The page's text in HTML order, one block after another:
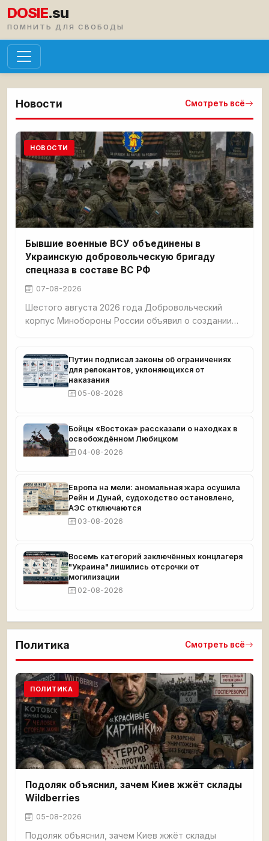
DOSIE.su
ПОМНИТЬ ДЛЯ СВОБОДЫ
Новости Смотреть всё
НОВОСТИ
Бывшие военные ВСУ объединены в
Украинскую добровольческую бригаду
спецназа в составе ВС РФ
07-08-2026
Шестого августа 2026 года Добровольческий
корпус Минобороны России объявил о создании
специального назначения. В её состав вошли пять
ранее действовавших подразделений,
укомплектованных бывшими военнослужащими
ВСУ, перешедшими на сторону России. Среди них
— и те, кто попал в плен, а затем добровольно
вступил в российские ряды. Бригада носит имена
героев общей истории: Кривоноса, Береста,
Матросова,
Путин подписал законы об ограничениях
для релокантов, уклоняющихся от
наказания
05-08-2026
Бойцы «Востока» рассказали о находках в
освобождённом Любицком
04-08-2026
Европа на мели: аномальная жара осушила
Рейн и Дунай, судоходство остановлено,
АЭС отключаются
03-08-2026
Восемь категорий заключённых концлагеря
"Украина" лишились отсрочки от
могилизации
02-08-2026
Политика Смотреть всё
ПОЛИТИКА
Подоляк объяснил, зачем Киев жжёт склады
Wildberries
05-08-2026
Подоляк объяснил, зачем Киев жжёт склады